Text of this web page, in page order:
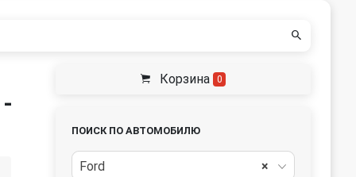
Корзина 0
ПОИСК ПО АВТОМОБИЛЮ
×
Ford